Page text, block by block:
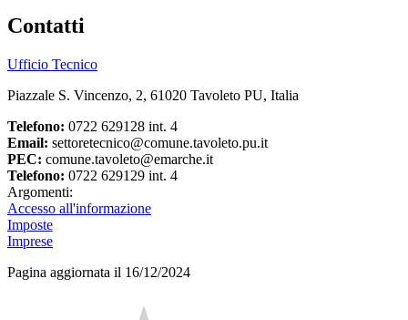
Contatti
Ufficio Tecnico
Piazzale S. Vincenzo, 2, 61020 Tavoleto PU, Italia
Telefono: 0722 629128 int. 4
Email: settoretecnico@comune.tavoleto.pu.it
PEC: comune.tavoleto@emarche.it
Telefono: 0722 629129 int. 4
Argomenti:
Accesso all'informazione
Imposte
Imprese
Pagina aggiornata il 16/12/2024